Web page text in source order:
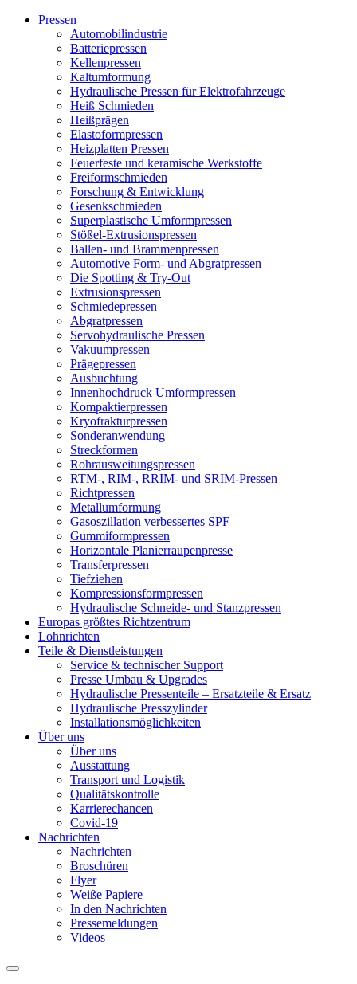
Pressen
Automobilindustrie
Batteriepressen
Kellenpressen
Kaltumformung
Hydraulische Pressen für Elektrofahrzeuge
Heiß Schmieden
Heißprägen
Elastoformpressen
Heizplatten Pressen
Feuerfeste und keramische Werkstoffe
Freiformschmieden
Forschung & Entwicklung
Gesenkschmieden
Superplastische Umformpressen
Stößel-Extrusionspressen
Ballen- und Brammenpressen
Automotive Form- und Abgratpressen
Die Spotting & Try-Out
Extrusionspressen
Schmiedepressen
Abgratpressen
Servohydraulische Pressen​
Vakuumpressen
Prägepressen
Ausbuchtung
Innenhochdruck Umformpressen
Kompaktierpressen
Kryofrakturpressen
Sonderanwendung
Streckformen
Rohrausweitungspressen
RTM-, RIM-, RRIM- und SRIM-Pressen
Richtpressen
Metallumformung
Gasoszillation verbessertes SPF
Gummiformpressen
Horizontale Planierraupenpresse
Transferpressen
Tiefziehen
Kompressionsformpressen
Hydraulische Schneide- und Stanzpressen
Europas größtes Richtzentrum
Lohnrichten
Teile & Dienstleistungen
Service & technischer Support
Presse Umbau & Upgrades
Hydraulische Pressenteile – Ersatzteile & Ersatz
Hydraulische Presszylinder
Installationsmöglichkeiten
Über uns
Über uns
Ausstattung
Transport und Logistik
Qualitätskontrolle
Karrierechancen
Covid-19
Nachrichten
Nachrichten
Broschüren
Flyer
Weiße Papiere
In den Nachrichten
Pressemeldungen
Videos